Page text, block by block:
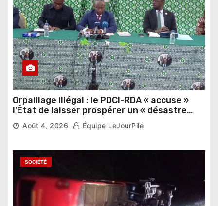
Orpaillage illégal : le PDCI-RDA « accuse »
l’État de laisser prospérer un « désastre
national »
Août 4, 2026 Équipe LeJourPile
SOCIÉTÉ